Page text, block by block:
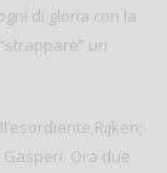
di gloria con la
un
Rijken;
Ora due